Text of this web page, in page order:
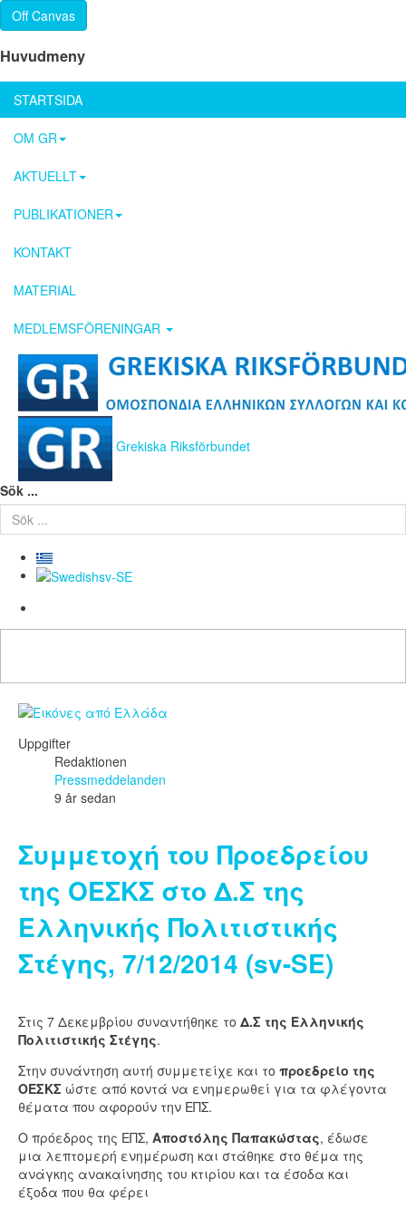
Off Canvas
Huvudmeny
STARTSIDA
OM GR
AKTUELLT
PUBLIKATIONER
KONTAKT
MATERIAL
MEDLEMSFÖRENINGAR
Grekiska Riksförbundet
Sök ...
Uppgifter
Redaktionen
Pressmeddelanden
9 år sedan
Συμμετοχή του Προεδρείου
της ΟΕΣΚΣ στο Δ.Σ της
Ελληνικής Πολιτιστικής
Στέγης, 7/12/2014 (sv-SE)
Στις 7 Δεκεμβρίου συναντήθηκε το Δ.Σ της Ελληνικής
Πολιτιστικής Στέγης.
Στην συνάντηση αυτή συμμετείχε και το προεδρείο της
ΟΕΣΚΣ ώστε από κοντά να ενημερωθεί για τα φλέγοντα
θέματα που αφορούν την ΕΠΣ.
Ο πρόεδρος της ΕΠΣ, Αποστόλης Παπακώστας, έδωσε
μια λεπτομερή ενημέρωση και στάθηκε στο θέμα της
ανάγκης ανακαίνησης του κτιρίου και τα έσοδα και
έξοδα που θα φέρει